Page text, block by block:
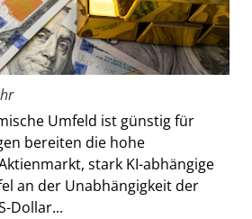
Umfeld ist günstig für
bereiten die hohe
stark KI-abhängige
an der Unabhängigkeit der
Dollar...